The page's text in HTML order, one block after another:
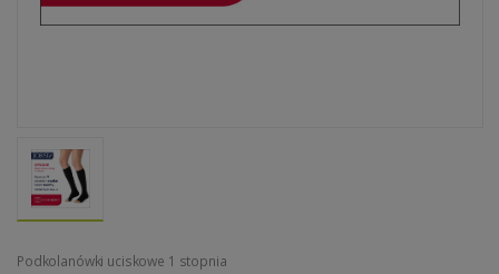
Podkolanówki uciskowe 1 stopnia